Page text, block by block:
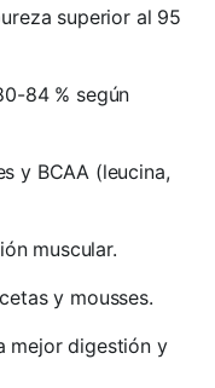
superior al 95
84 % según
y BCAA (leucina,
muscular.
y mousses.
mejor digestión y